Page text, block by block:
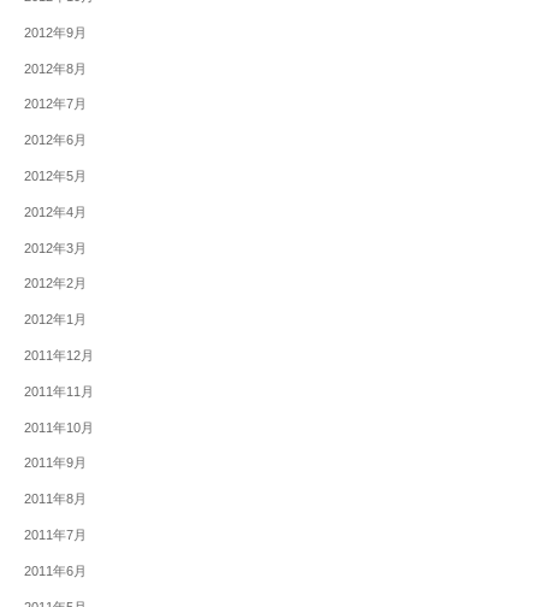
2012年9月
2012年8月
2012年7月
2012年6月
2012年5月
2012年4月
2012年3月
2012年2月
2012年1月
2011年12月
2011年11月
2011年10月
2011年9月
2011年8月
2011年7月
2011年6月